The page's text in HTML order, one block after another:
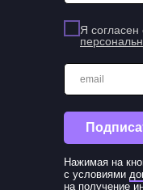
Я согласен
email
Нажимая на
с условиями
на получение